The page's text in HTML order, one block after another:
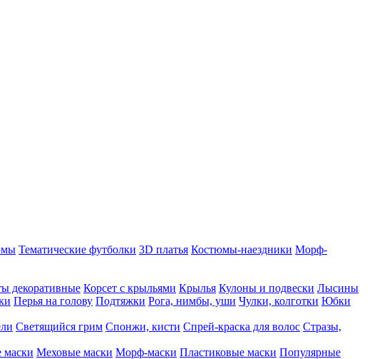
Тематические футболки 3D платья Костюмы-наездники Морф-
декоративные Корсет с крыльями Крылья Кулоны и подвески Лысины
Перья на голову Подтяжки Рога, нимбы, уши Чулки, колготки Юбки
Светящийся грим Спонжи, кисти Спрей-краска для волос Стразы,
маски Меховые маски Морф-маски Пластиковые маски Популярные